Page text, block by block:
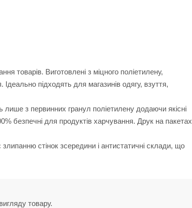
товарів. Виготовлені з міцного поліетилену,
підходять для магазинів одягу, взуття,
з первинних гранул поліетилену додаючи якісні
безпечні для продуктів харчування. Друк на пакетах
стінок зсередини і антистатичні склади, що
товару.